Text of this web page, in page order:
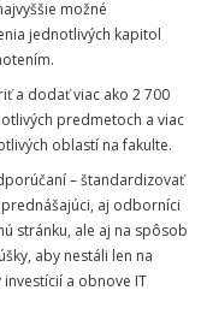
možné
jednotlivých kapitol
a dodať viac ako 2 700
predmetoch a viac
oblastí na fakulte.
– štandardizovať
aj odborníci
stránku, ale aj na spôsob
aby nestáli len na
a obnove IT